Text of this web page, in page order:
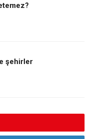
şehirler